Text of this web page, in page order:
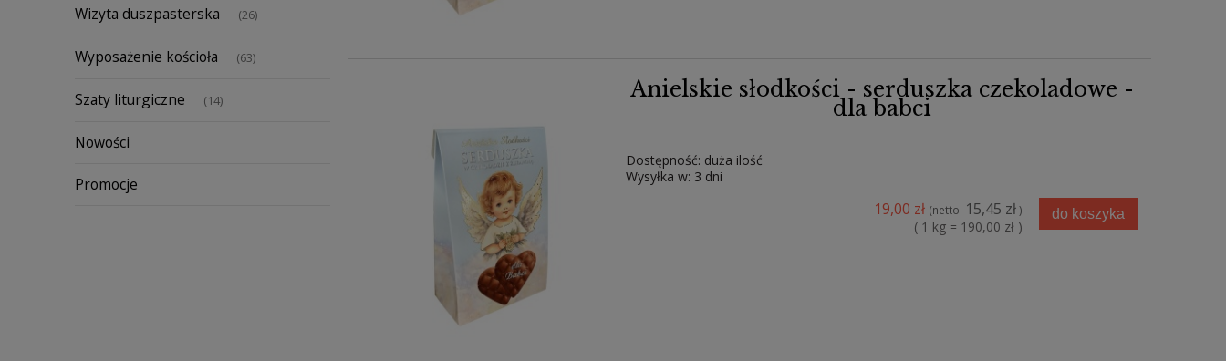
Wizyta duszpasterska (26)
Wyposażenie kościoła (63)
Szaty liturgiczne (14)
Nowości
Promocje
Anielskie słodkości - serduszka czekoladowe -
dla babci
Dostępność: duża ilość
Wysyłka w: 3 dni
19,00 zł (netto: 15,45 zł)
( 1 kg = 190,00 zł )
do koszyka